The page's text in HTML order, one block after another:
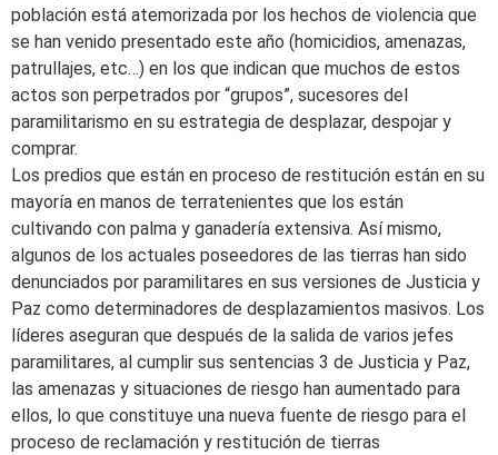
población está atemorizada por los hechos de violencia que
se han venido presentado este año (homicidios, amenazas,
patrullajes, etc…) en los que indican que muchos de estos
actos son perpetrados por “grupos”, sucesores del
paramilitarismo en su estrategia de desplazar, despojar y
comprar.
Los predios que están en proceso de restitución están en su
mayoría en manos de terratenientes que los están
cultivando con palma y ganadería extensiva. Así mismo,
algunos de los actuales poseedores de las tierras han sido
denunciados por paramilitares en sus versiones de Justicia y
Paz como determinadores de desplazamientos masivos. Los
líderes aseguran que después de la salida de varios jefes
paramilitares, al cumplir sus sentencias 3 de Justicia y Paz,
las amenazas y situaciones de riesgo han aumentado para
ellos, lo que constituye una nueva fuente de riesgo para el
proceso de reclamación y restitución de tierras